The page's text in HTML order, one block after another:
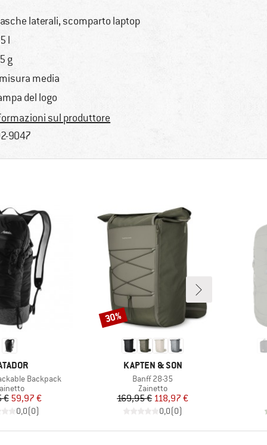
laterali, scomparto laptop
l
g
media
del logo
sul produttore
9047
Backpack
di prodotti
Prezzo
€Prezzo ridotto
59,97 €
0,0(0)
MARCHIO
KAPTEN & SON
Articolo
Banff 28-35
Gruppo di prodotti
Zainetto
Prezzo
169,95 €Prezzo ridotto
118,97 €
0,0(0)
Sconto
30%